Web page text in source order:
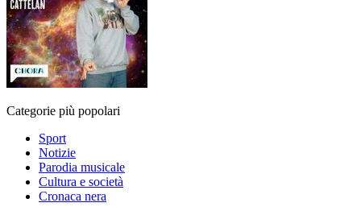
Categorie più popolari
Sport
Notizie
Parodia musicale
Cultura e società
Cronaca nera